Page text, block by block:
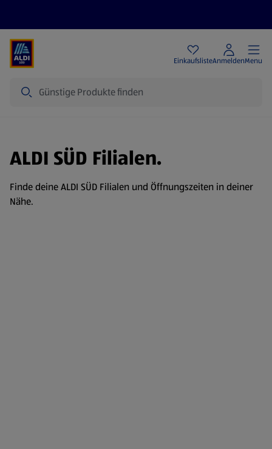
EinkaufslisteAnmeldenMenu
ALDI SÜD Filialen.
Finde deine ALDI SÜD Filialen und Öffnungszeiten in deiner
Nähe.